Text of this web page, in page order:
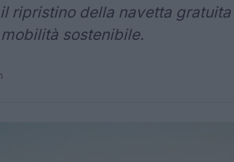
ripristino della navetta gratuita
sostenibile.